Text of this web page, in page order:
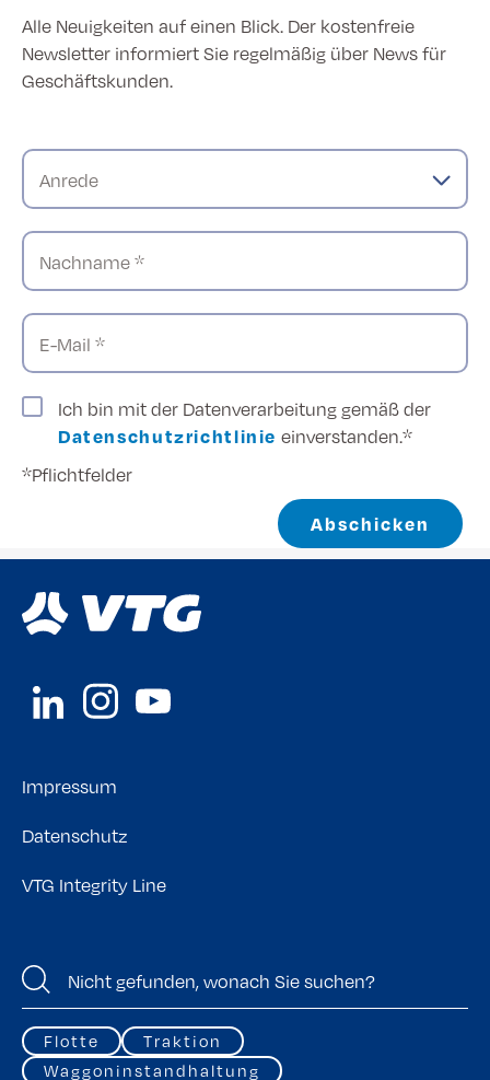
Alle Neuigkeiten auf einen Blick. Der kostenfreie
Newsletter informiert Sie regelmäßig über News für
Geschäftskunden.
Anrede
Nachname *
E-Mail *
Ich bin mit der Datenverarbeitung gemäß der
Datenschutzrichtlinie einverstanden.*
*Pflichtfelder
Abschicken
Impressum
Datenschutz
VTG Integrity Line
Flotte
Traktion
Waggoninstandhaltung